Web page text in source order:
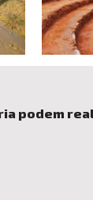
podem